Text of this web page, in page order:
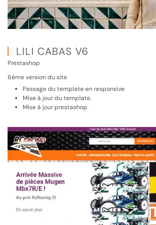
LILI CABAS V6
Prestashop
6ème version du site
Passage du template en responsive
Mise à jour du template.
Mise à jour prestashop.